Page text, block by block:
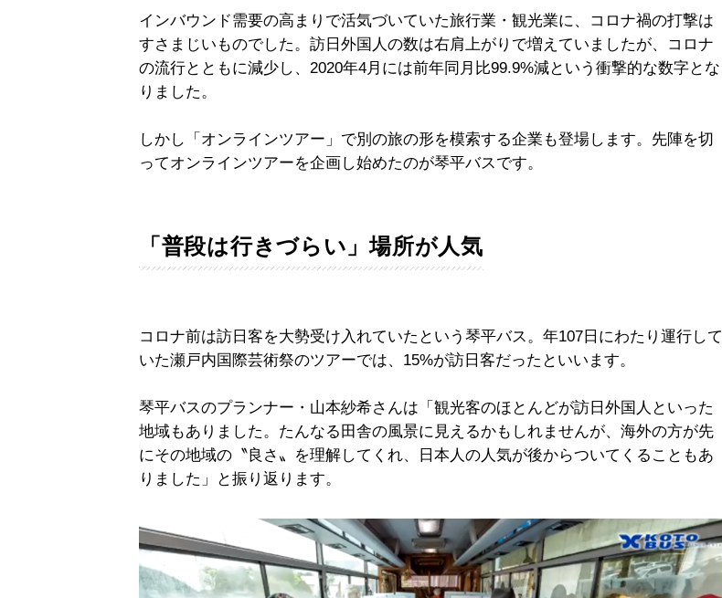
インバウンド需要の高まりで活気づいていた旅行業・観光業に、コロナ禍の打撃は
すさまじいものでした。訪日外国人の数は右肩上がりで増えていましたが、コロナ
の流行とともに減少し、2020年4月には前年同月比99.9%減という衝撃的な数字とな
りました。
しかし「オンラインツアー」で別の旅の形を模索する企業も登場します。先陣を切
ってオンラインツアーを企画し始めたのが琴平バスです。
「普段は行きづらい」場所が人気
コロナ前は訪日客を大勢受け入れていたという琴平バス。年107日にわたり運行して
いた瀬戸内国際芸術祭のツアーでは、15%が訪日客だったといいます。
琴平バスのプランナー・山本紗希さんは「観光客のほとんどが訪日外国人といった
地域もありました。たんなる田舎の風景に見えるかもしれませんが、海外の方が先
にその地域の〝良さ〟を理解してくれ、日本人の人気が後からついてくることもあ
りました」と振り返ります。